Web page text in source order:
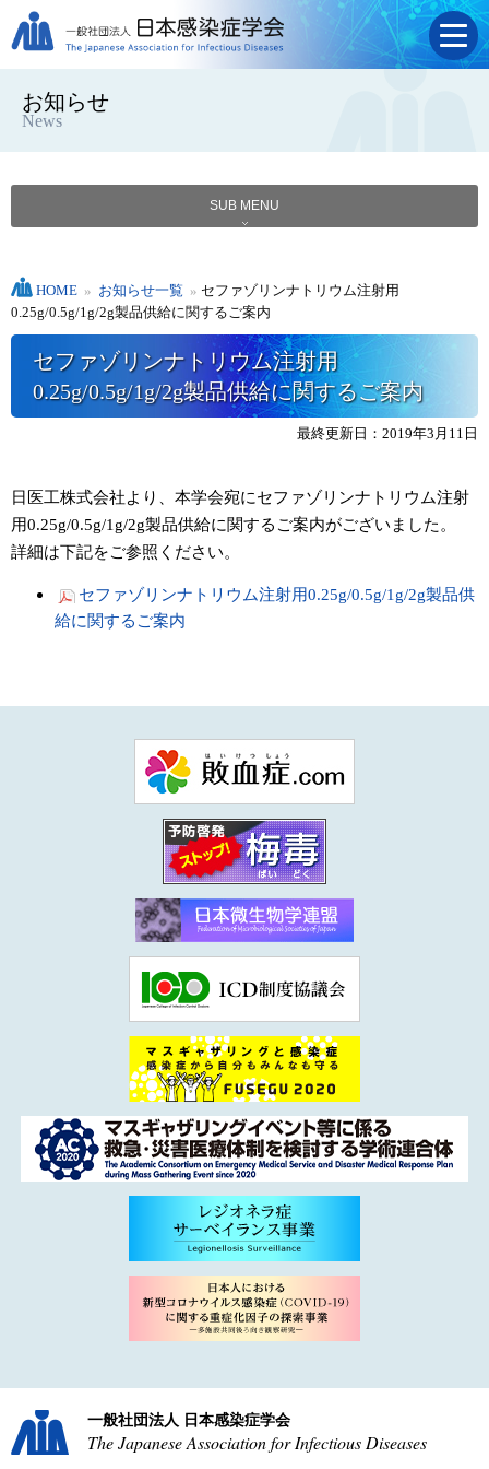
お知らせ
News
SUB MENU
HOME » お知らせ一覧 » セファゾリンナトリウム注射用
0.25g/0.5g/1g/2g製品供給に関するご案内
セファゾリンナトリウム注射用
0.25g/0.5g/1g/2g製品供給に関するご案内
最終更新日：2019年3月11日
日医工株式会社より、本学会宛にセファゾリンナトリウム注射
用0.25g/0.5g/1g/2g製品供給に関するご案内がございました。
詳細は下記をご参照ください。
セファゾリンナトリウム注射用0.25g/0.5g/1g/2g製品供
給に関するご案内
一般社団法人 日本感染症学会
The Japanese Association for Infectious Diseases